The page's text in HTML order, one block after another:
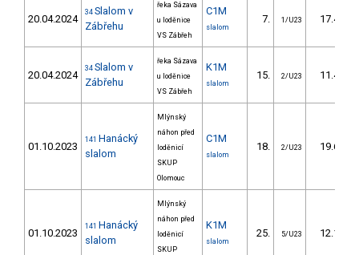
20.04.2024
34 Slalom v
Zábřehu
řeka Sázava
u loděnice
VS Zábřeh
C1M
slalom
7. 1/U23 17.40
20.04.2024
34 Slalom v
Zábřehu
řeka Sázava
u loděnice
VS Zábřeh
K1M
slalom
15. 2/U23 11.40
01.10.2023
141 Hanácký
slalom
Mlýnský
náhon před
loděnicí
SKUP
Olomouc
C1M
slalom
18. 2/U23 19.60
01.10.2023
141 Hanácký
slalom
Mlýnský
náhon před
loděnicí
SKUP
K1M
slalom
25. 5/U23 12.10